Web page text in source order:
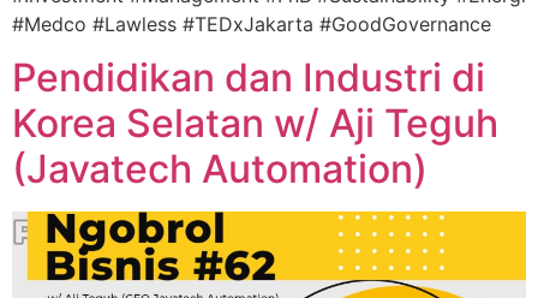
#Medco #Lawless #TEDxJakarta #GoodGovernance
Pendidikan dan Industri di
Korea Selatan w/ Aji Teguh
(Javatech Automation)